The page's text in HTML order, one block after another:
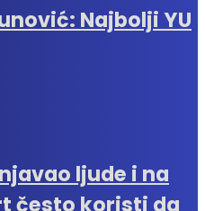
Najbolji YU
ljude i na
često koristi da